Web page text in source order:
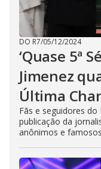
DO R7/05/12/2024
‘Quase 5ª
Jimenez
Última
Fãs e seguidores
publicação da
anônimos e famosos